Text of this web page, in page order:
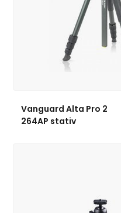
Vanguard Alta Pro 2
264AP stativ